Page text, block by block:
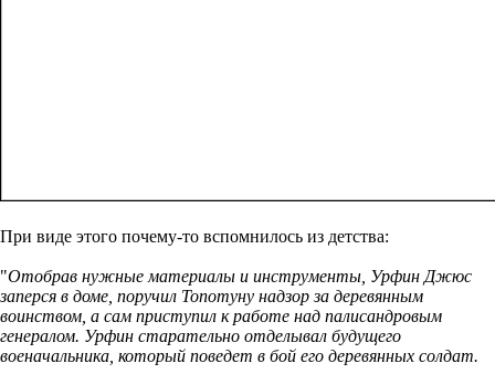
При виде этого почему-то вспомнилось из детства:
"Отобрав нужные материалы и инструменты, Урфин Джюс
заперся в доме, поручил Топотуну надзор за деревянным
воинством, а сам приступил к работе над палисандровым
генералом. Урфин старательно отделывал будущего
военачальника, который поведет в бой его деревянных солдат.